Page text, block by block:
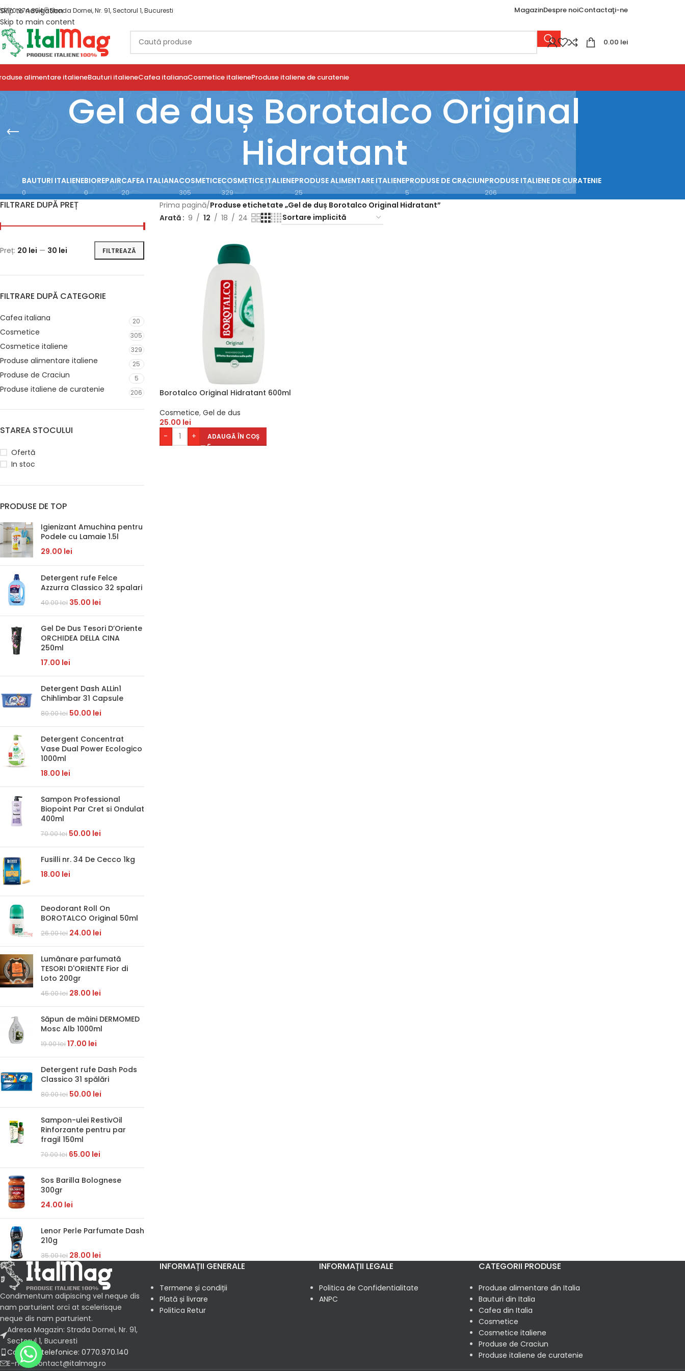
Skip to navigation
Skip to main content
0770 974 854 Strada Dornei, Nr. 91, Sectorul 1, Bucuresti MagazinDespre noiContactaţi-ne
0.00 lei
alimentare italieneBauturi italieneCafea italianaCosmetice italieneProduse italiene de curatenie
Gel de duș Borotalco Original
Hidratant
BAUTURI ITALIENE
0
BIOREPAIR
0
CAFEA ITALIANA
20
COSMETICE
305
COSMETICE ITALIENE
329
PRODUSE ALIMENTARE ITALIENE
25
PRODUSE DE CRACIUN
5
PRODUSE ITALIENE DE CURATENIE
206
FILTRARE DUPĂ PREȚ
FILTREAZĂ
Preț: 20 lei — 30 lei
FILTRARE DUPĂ CATEGORIE
Cafea italiana 20
Cosmetice 305
Cosmetice italiene 329
Produse alimentare italiene 25
Produse de Craciun 5
Produse italiene de curatenie 206
STAREA STOCULUI
Ofertă
In stoc
PRODUSE DE TOP
Igienizant Amuchina pentru
Podele cu Lamaie 1.5l
29.00 lei
Detergent rufe Felce
Azzurra Classico 32 spalari
40.00lei 35.00 lei
Gel De Dus Tesori D’Oriente
ORCHIDEA DELLA CINA
250ml
17.00 lei
Detergent Dash ALLin1
Chihlimbar 31 Capsule
80.00lei 50.00 lei
Detergent Concentrat
Vase Dual Power Ecologico
1000ml
18.00 lei
Sampon Professional
Biopoint Par Cret si Ondulat
400ml
70.00lei 50.00 lei
Fusilli nr. 34 De Cecco 1kg
18.00 lei
Deodorant Roll On
BOROTALCO Original 50ml
26.00lei 24.00 lei
Lumânare parfumată
TESORI D'ORIENTE Fior di
Loto 200gr
45.00lei 28.00 lei
Săpun de mâini DERMOMED
Mosc Alb 1000ml
19.00lei17.00 lei
Detergent rufe Dash Pods
Classico 31 spălări
80.00lei 50.00 lei
Sampon-ulei RestivOil
Rinforzante pentru par
fragil 150ml
70.00lei 65.00 lei
Sos Barilla Bolognese
300gr
24.00 lei
Lenor Perle Parfumate Dash
210g
35.00lei 28.00 lei
Prima pagină/Produse etichetate „Gel de duș Borotalco Original Hidratant”
Arată
9 12 18 24
Borotalco Original Hidratant 600ml
Cosmetice, Gel de dus
25.00 lei
-
+ ADAUGĂ ÎN COȘ
Condimentum adipiscing vel neque dis
nam parturient orci at scelerisque
neque dis nam parturient.
Adresa Magazin: Strada Dornei, Nr. 91,
Sectorul 1, Bucuresti
Comenzi telefonice: 0770.970.140
E-mail: contact@italmag.ro
INFORMAȚII GENERALE
Termene și condiții
Plată și livrare
Politica Retur
INFORMAȚII LEGALE
Politica de Confidentialitate
ANPC
CATEGORII PRODUSE
Produse alimentare din Italia
Bauturi din Italia
Cafea din Italia
Cosmetice
Cosmetice italiene
Produse de Craciun
Produse italiene de curatenie